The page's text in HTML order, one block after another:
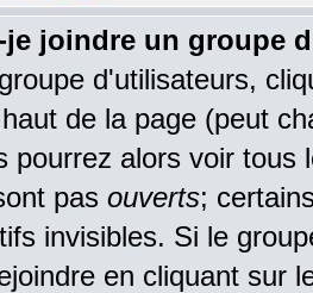
je joindre un groupe
d'utilisateurs,
de la page (peut
pourrez alors voir tous
pas ouverts;
invisibles. Si le
en cliquant sur